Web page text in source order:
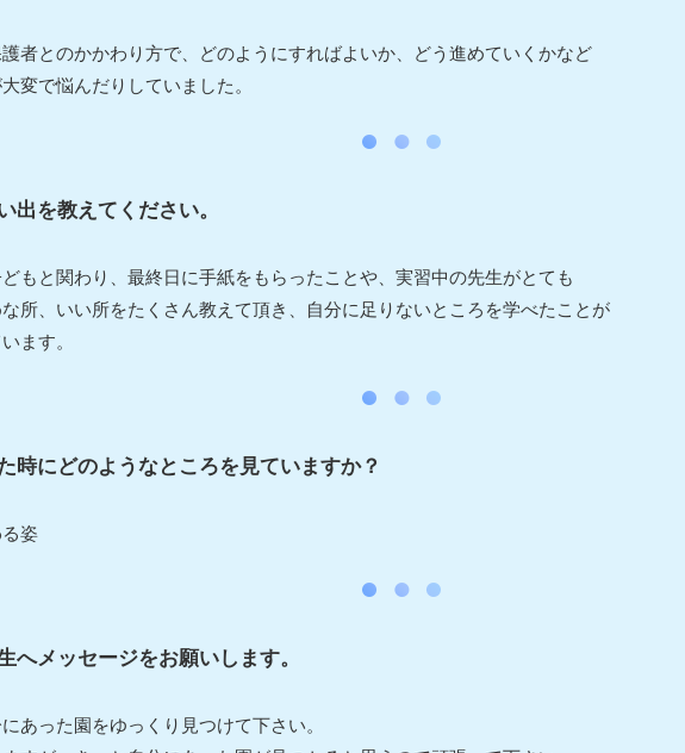
者とのかかわり方で、どのようにすればよいか、どう進めていくかなど
変で悩んだりしていました。
出を教えてください。
もと関わり、最終日に手紙をもらったことや、実習中の先生がとても
所、いい所をたくさん教えて頂き、自分に足りないところを学べたことが
ます。
時にどのようなところを見ていますか？
姿
へメッセージをお願いします。
あった園をゆっくり見つけて下さい。